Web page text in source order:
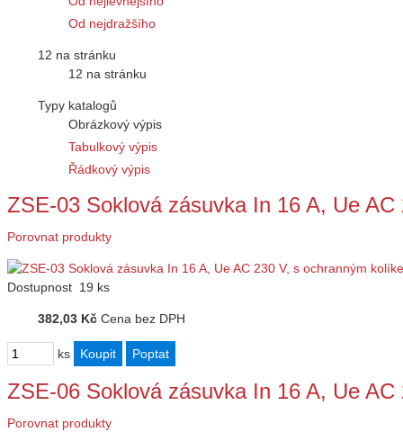
Od nejdražšího
12 na stránku
12 na stránku
Typy katalogů
Obrázkový výpis
Tabulkový výpis
Řádkový výpis
ZSE-03 Soklová zásuvka In 16 A, Ue
Porovnat produkty
Dostupnost 19 ks
382,03 Kč Cena bez DPH
ks
ZSE-06 Soklová zásuvka In 16 A, Ue
Porovnat produkty